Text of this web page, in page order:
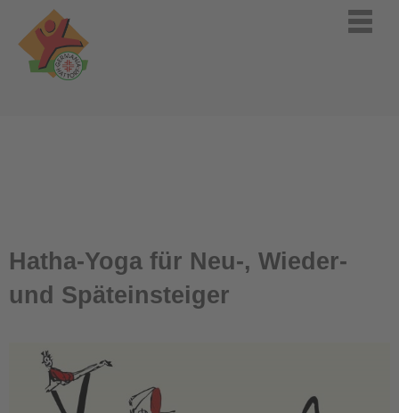
Hatha-Yoga für Neu-, Wieder-
und Späteinsteiger